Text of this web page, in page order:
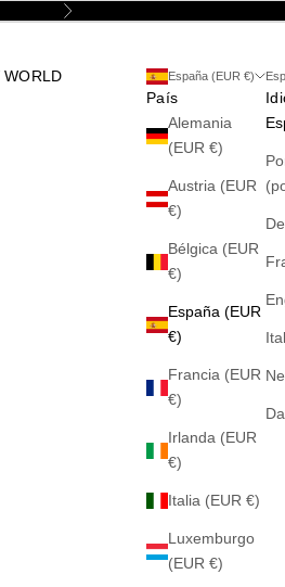
Siguiente
WORLD España (EUR €)
País
Alemania
(EUR €)
Austria (EUR
€)
Bélgica (EUR
€)
España (EUR
€)
Francia (EUR
€)
Irlanda (EUR
€)
Italia (EUR €)
Luxemburgo
(EUR €)